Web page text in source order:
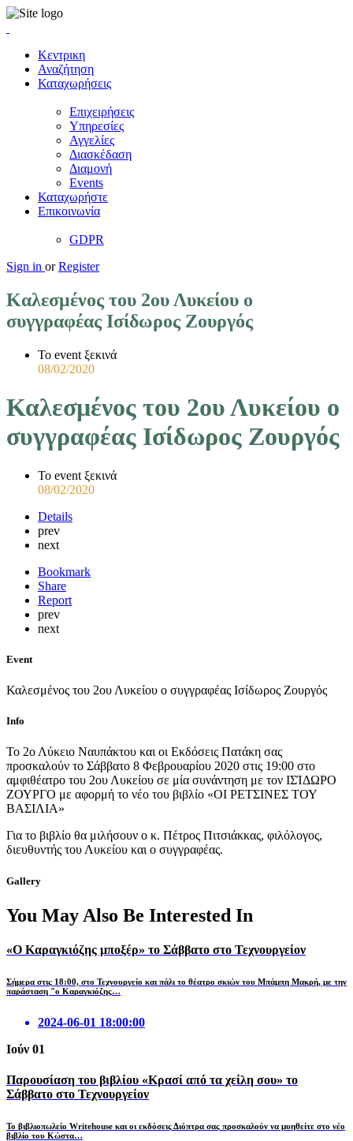
Κεντρικη
Αναζήτηση
Καταχωρήσεις
Επιχειρήσεις
Υπηρεσίες
Αγγελίες
Διασκέδαση
Διαμονή
Events
Καταχωρήστε
Επικοινωνία
GDPR
Sign in or Register
Καλεσμένος του 2ου Λυκείου ο
συγγραφέας Ισίδωρος Ζουργός
Το event ξεκινά
08/02/2020
Καλεσμένος του 2ου Λυκείου ο
συγγραφέας Ισίδωρος Ζουργός
Το event ξεκινά
08/02/2020
Details
prev
next
Bookmark
Share
Report
prev
next
Event
Καλεσμένος του 2ου Λυκείου ο συγγραφέας Ισίδωρος Ζουργός
Info
To 2ο Λύκειο Ναυπάκτου και οι Εκδόσεις Πατάκη σας
προσκαλούν το Σάββατο 8 Φεβρουαρίου 2020 στις 19:00 στο
αμφιθέατρο του 2ου Λυκείου σε μία συνάντηση με τον ΙΣΊΔΩΡΟ
ΖΟΥΡΓΟ με αφορμή το νέο του βιβλίο «ΟΙ ΡΕΤΣΙΝΕΣ ΤΟΥ
ΒΑΣΙΛΙΑ»
Για το βιβλίο θα μιλήσουν ο κ. Πέτρος Πιτσιάκκας, φιλόλογος,
διευθυντής του Λυκείου και ο συγγραφέας.
Gallery
You May Also Be Interested In
«Ο Καραγκιόζης μποξέρ» το Σάββατο στο Τεχνουργείον
Σήμερα στις 18:00, στο Τεχνουργείο και πάλι το θέατρο σκιών του Μπάμπη Μακρή, με την
παράσταση "ο Καραγκιόζης…
2024-06-01 18:00:00
Ιούν 01
Παρουσίαση του βιβλίου «Κρασί από τα χείλη σου» το
Σάββατο στο Τεχνουργείον
Το βιβλιοπωλείο Writehouse και οι εκδόσεις Διόπτρα σας προσκαλούν να μυηθείτε στο νέο
βιβλίο του Κώστα…